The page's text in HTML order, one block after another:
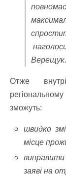
Верещук.
Отже
зможуть:
швидко
місце
заяві на